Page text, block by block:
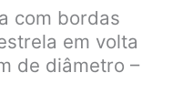
com bordas
em volta
de diâmetro –